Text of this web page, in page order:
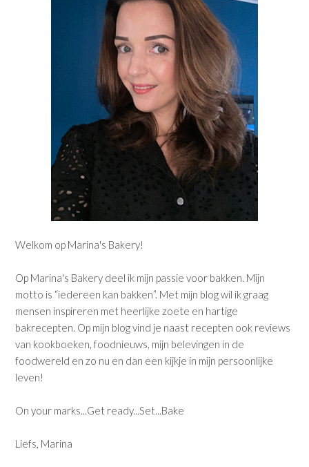
Welkom op Marina's Bakery!
Op Marina's Bakery deel ik mijn passie voor bakken. Mijn
motto is “iedereen kan bakken”. Met mijn blog wil ik graag
mensen inspireren met heerlijke zoete en hartige
bakrecepten. Op mijn blog vind je naast recepten ook reviews
van kookboeken, foodnieuws, mijn belevingen in de
foodwereld en zo nu en dan een kijkje in mijn persoonlijke
leven!
On your marks...Get ready...Set...Bake
Liefs, Marina